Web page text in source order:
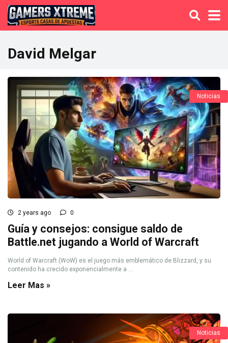
David Melgar
Noticias
2 years ago 0
Guía y consejos: consigue saldo de
Battle.net jugando a World of Warcraft
World of Warcraft (WoW) es el juego más emblemático de Blizzard, y su
contenido ha crecido exponencialmente a ...
Leer Mas »
Noticias